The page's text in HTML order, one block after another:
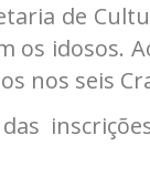
de
os idosos.
nos seis